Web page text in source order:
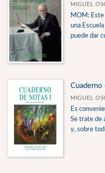
MIGUEL
MOM:
una
puede dar
Cuaderno
MIGUEL
Es
Se trate de
y, sobre